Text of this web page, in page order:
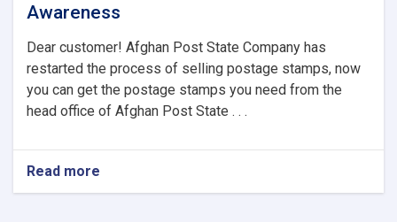
Awareness
Dear customer! Afghan Post State Company has
restarted the process of selling postage stamps, now
you can get the postage stamps you need from the
head office of Afghan Post State . . .
Read more